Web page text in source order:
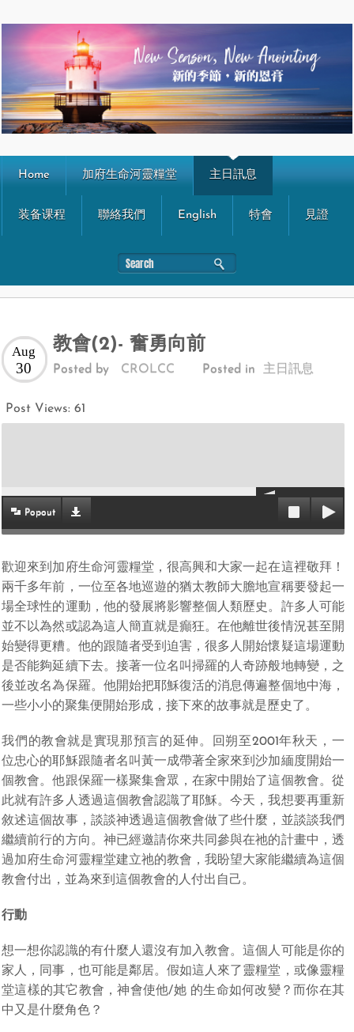
Home 加府生命河靈糧堂 主日訊息
装备课程 聯絡我們 English 特會 見證
教會(2)- 奮勇向前
Aug
30 Posted by CROLCC Posted in 主日訊息
Post Views: 61
Popout
歡迎來到加府生命河靈糧堂，很高興和大家一起在這裡敬拜！
兩千多年前，一位至各地巡遊的猶太教師大膽地宣稱要發起一
場全球性的運動，他的發展將影響整個人類歷史。許多人可能
並不以為然或認為這人簡直就是癲狂。在他離世後情況甚至開
始變得更糟。他的跟隨者受到迫害，很多人開始懷疑這場運動
是否能夠延續下去。接著一位名叫掃羅的人奇跡般地轉變，之
後並改名為保羅。他開始把耶穌復活的消息傳遍整個地中海，
一些小小的聚集便開始形成，接下來的故事就是歷史了。
我們的教會就是實現那預言的延伸。回朔至2001年秋天，一
位忠心的耶穌跟隨者名叫黃一成帶著全家來到沙加緬度開始一
個教會。他跟保羅一樣聚集會眾，在家中開始了這個教會。從
此就有許多人透過這個教會認識了耶穌。今天，我想要再重新
敘述這個故事，談談神透過這個教會做了些什麼，並談談我們
繼續前行的方向。神已經邀請你來共同參與在祂的計畫中，透
過加府生命河靈糧堂建立祂的教會，我盼望大家能繼續為這個
教會付出，並為來到這個教會的人付出自己。
行動
想一想你認識的有什麼人還沒有加入教會。這個人可能是你的
家人，同事，也可能是鄰居。假如這人來了靈糧堂，或像靈糧
堂這樣的其它教會，神會使他/她 的生命如何改變？而你在其
中又是什麼角色？